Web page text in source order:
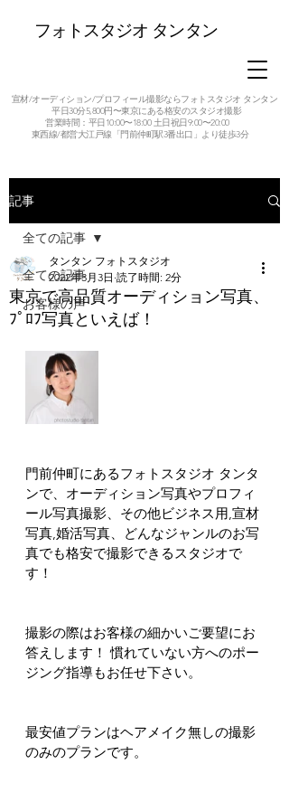
フォトスタジオ タンタン
宣材/オーディション/プロフィール撮影ならフォトスタジオ タンタン
平日30分5,800円〜東京にある格安のスタジオ撮影
営業時間：平日10:00〜18:00 土日祝日9:00〜20:00
東西線/都営大江戸線「門前仲町駅3番出口」より徒歩3分
記事
全ての記事
お客様の声
全ての記事
東京で高品質オーディション写真、
ﾌﾟﾛﾌ写真といえば！
タンタン フォトスタジオ
2022年3月3日 読了時間: 2分
門前仲町にあるフォトスタジオ タンタ
ンで、オーディション写真やプロフィ
ール写真撮影、その他ビジネス用,宣材
写真,婚活写真、どんなジャンルのお写
真でも格安で撮影できるスタジオで
す！
撮影の際はお客様の細かいご要望にお
答えします！ 慣れていない方へのポー
ジング指導もお任せ下さい。
最安値プランはヘアメイク無しの撮影
のみのプランです。